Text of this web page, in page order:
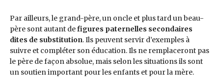
Par ailleurs, le grand-père, un oncle et plus tard un beau-
père sont autant defigures paternelles secondaires
dites de substitution. Ils peuvent servir d’exemples à
suivre et compléter son éducation. Ils ne remplaceront pas
le père de façon absolue, mais selon les situations ils sont
un soutien important pour les enfants et pour la mère.